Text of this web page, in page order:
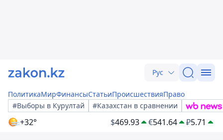
Рус
ПолитикаМирФинансыСтатьиПроисшествияПраво
#Выборы в Курултай
#Казахстан в сравнении
+32° $469.93 €541.64 ₽5.71